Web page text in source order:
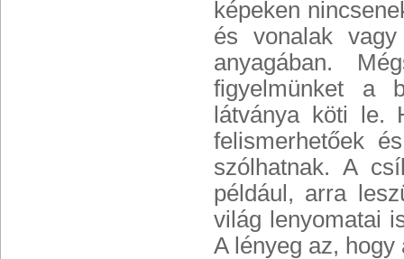
képeken
és vonalak
anyagában.
figyelmünket a
látványa köti le.
felismerhetőek
szólhatnak. A
például, arra
világ lenyomatai
A lényeg az,